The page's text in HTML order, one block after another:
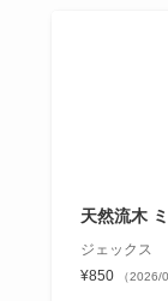
天然流木
ジェックス
¥850
（2026/